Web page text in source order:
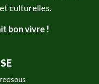
culturelles.
bon vivre !